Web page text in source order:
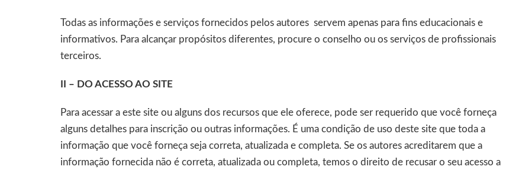
Todas as informações e serviços fornecidos pelos autores servem apenas para fins educacionais e
informativos. Para alcançar propósitos diferentes, procure o conselho ou os serviços de profissionais
terceiros.
II – DO ACESSO AO SITE
Para acessar a este site ou alguns dos recursos que ele oferece, pode ser requerido que você forneça
alguns detalhes para inscrição ou outras informações. É uma condição de uso deste site que toda a
informação que você forneça seja correta, atualizada e completa. Se os autores acreditarem que a
informação fornecida não é correta, atualizada ou completa, temos o direito de recusar o seu acesso a